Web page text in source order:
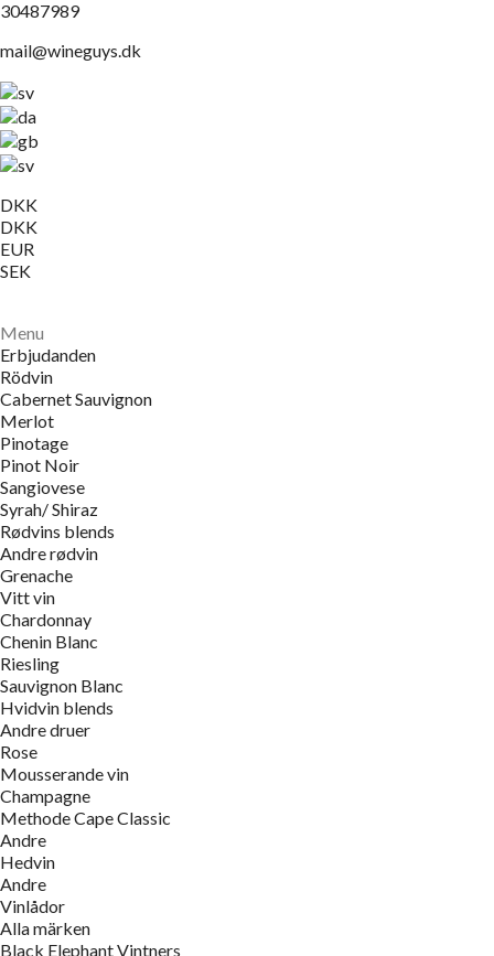
30487989
mail@wineguys.dk
DKK
DKK
EUR
SEK
Menu
Erbjudanden
Rödvin
Cabernet Sauvignon
Merlot
Pinotage
Pinot Noir
Sangiovese
Syrah/ Shiraz
Rødvins blends
Andre rødvin
Grenache
Vitt vin
Chardonnay
Chenin Blanc
Riesling
Sauvignon Blanc
Hvidvin blends
Andre druer
Rose
Mousserande vin
Champagne
Methode Cape Classic
Andre
Hedvin
Andre
Vinlådor
Alla märken
Black Elephant Vintners